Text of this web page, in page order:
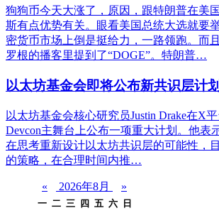
狗狗币今天大涨了，原因，跟特朗普在美
斯有点优势有关。眼看美国总统大选就要
密货币市场上倒是挺给力，一路领跑。而
罗根的播客里提到了“DOGE”。特朗普…
以太坊基金会即将公布新共识层计划
以太坊基金会核心研究员Justin Drake在X
Devcon主舞台上公布一项重大计划。他表
在思考重新设计以太坊共识层的可能性，
的策略，在合理时间内推…
« 2026年8月 »
一 二 三 四 五 六 日